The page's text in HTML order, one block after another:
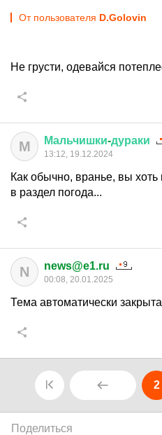
От пользователя D.Golovin
Не грусти, одевайся
М Мальчишки-дураки
13:12, 19.12.2024
Как обычно, вранье, вы хоть
в раздел погода...
N news@e1.ru
00:08, 20.01.2025
Тема автоматически
2
Поделиться